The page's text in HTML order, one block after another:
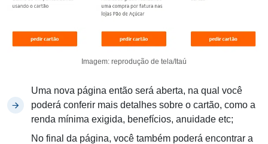
Imagem: reprodução de tela/Itaú
Uma nova página então será aberta, na qual você
poderá conferir mais detalhes sobre o cartão, como a
renda mínima exigida, benefícios, anuidade etc;
No final da página, você também poderá encontrar a